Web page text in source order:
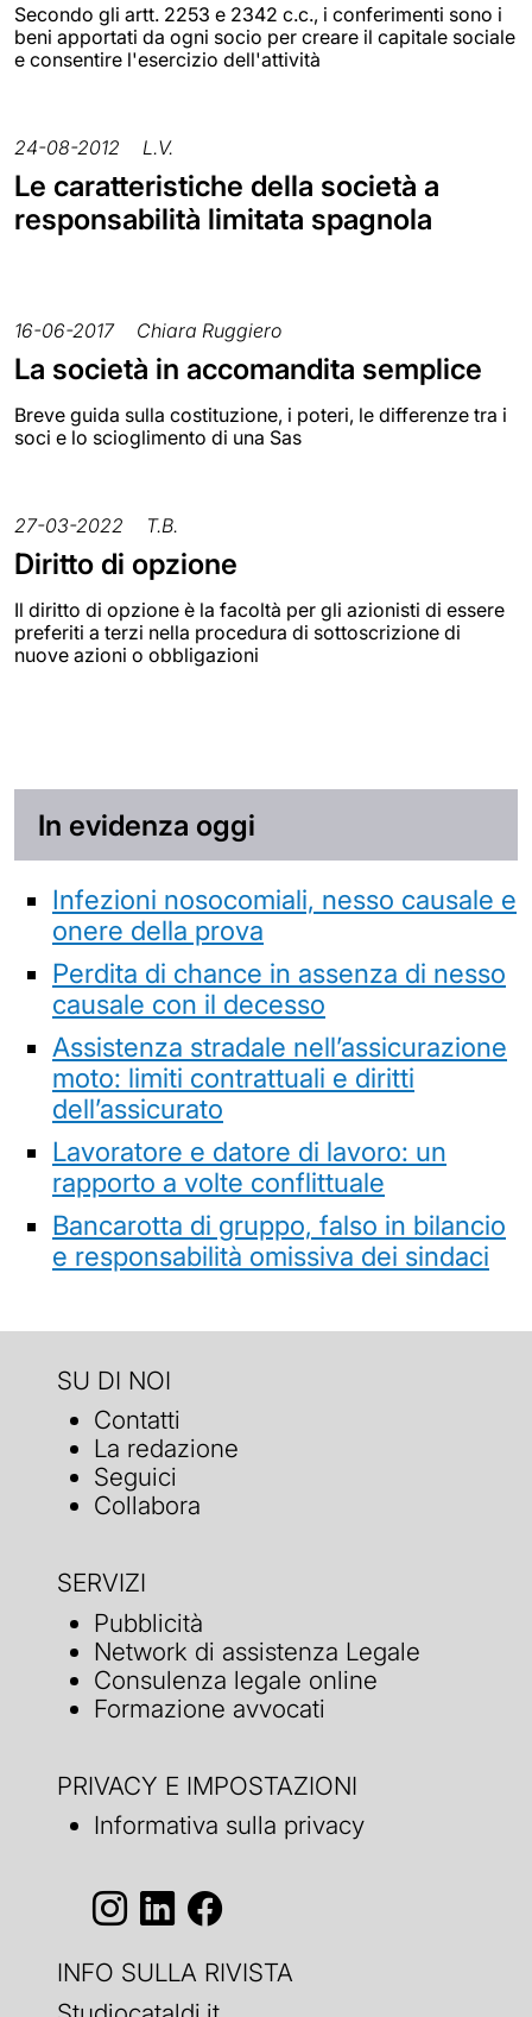
Secondo gli artt. 2253 e 2342 c.c., i conferimenti sono i
beni apportati da ogni socio per creare il capitale sociale
e consentire l'esercizio dell'attività
24-08-2012 L.V.
Le caratteristiche della società a
responsabilità limitata spagnola
16-06-2017 Chiara Ruggiero
La società in accomandita semplice
Breve guida sulla costituzione, i poteri, le differenze tra i
soci e lo scioglimento di una Sas
27-03-2022 T.B.
Diritto di opzione
Il diritto di opzione è la facoltà per gli azionisti di essere
preferiti a terzi nella procedura di sottoscrizione di
nuove azioni o obbligazioni
In evidenza oggi
Infezioni nosocomiali, nesso causale e
onere della prova
Perdita di chance in assenza di nesso
causale con il decesso
Assistenza stradale nell’assicurazione
moto: limiti contrattuali e diritti
dell’assicurato
Lavoratore e datore di lavoro: un
rapporto a volte conflittuale
Bancarotta di gruppo, falso in bilancio
e responsabilità omissiva dei sindaci
SU DI NOI
Contatti
La redazione
Seguici
Collabora
SERVIZI
Pubblicità
Network di assistenza Legale
Consulenza legale online
Formazione avvocati
PRIVACY E IMPOSTAZIONI
Informativa sulla privacy
INFO SULLA RIVISTA